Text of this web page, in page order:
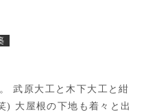
武原大工と木下大工と紺
) 大屋根の下地も着々と出